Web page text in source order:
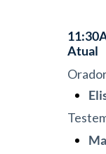
11:30
Atual